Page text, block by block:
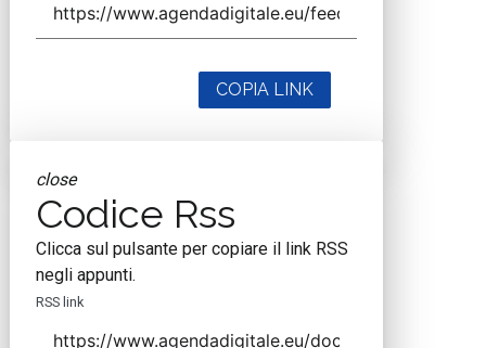
COPIA LINK
close
Codice Rss
Clicca sul pulsante per copiare il link RSS
negli appunti.
RSS link